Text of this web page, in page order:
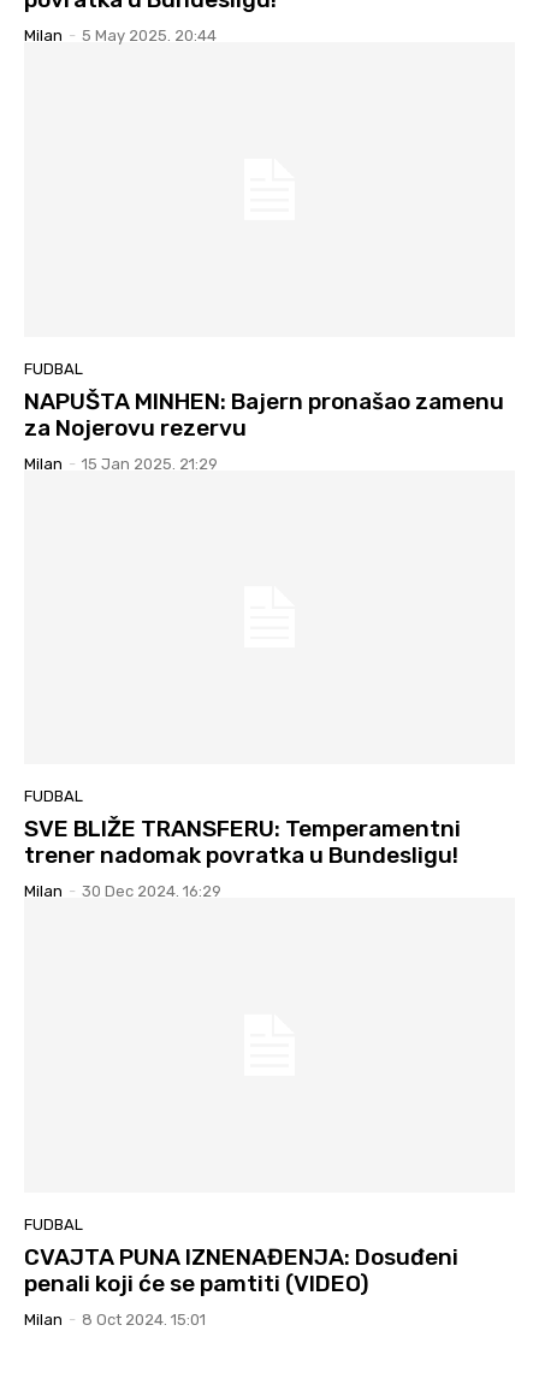
Milan - 5 May 2025. 20:44
FUDBAL
NAPUŠTA MINHEN: Bajern pronašao zamenu
za Nojerovu rezervu
Milan - 15 Jan 2025. 21:29
FUDBAL
SVE BLIŽE TRANSFERU: Temperamentni
trener nadomak povratka u Bundesligu!
Milan - 30 Dec 2024. 16:29
FUDBAL
CVAJTA PUNA IZNENAĐENJA: Dosuđeni
penali koji će se pamtiti (VIDEO)
Milan - 8 Oct 2024. 15:01